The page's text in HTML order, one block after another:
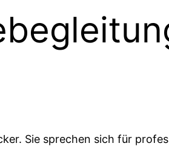
Sie sprechen sich für